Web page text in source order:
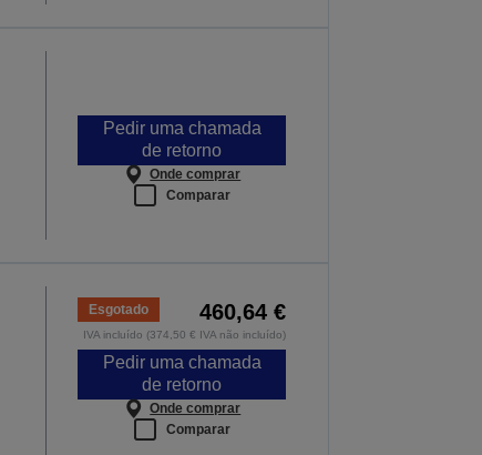
Pedir uma chamada
de retorno
Onde comprar
Comparar
Esgotado 460,64 €
IVA incluído (374,50 € IVA não incluído)
Pedir uma chamada
de retorno
Onde comprar
Comparar